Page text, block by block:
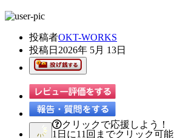
投稿者OKT-WORKS
投稿日 2026年 5月 13日
クリックで応援しよう！
1日に11回までクリック可能